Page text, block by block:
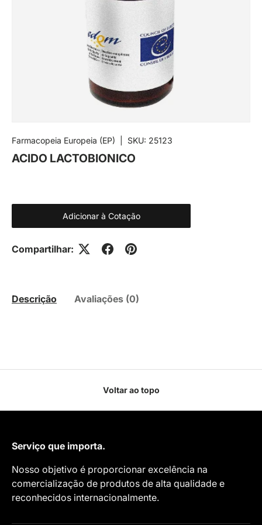
Farmacopeia Europeia (EP) SKU: 25123
ACIDO LACTOBIONICO
Adicionar à Cotação
Compartilhar:
Descrição Avaliações (0)
Voltar ao topo
Serviço que importa.
Nosso objetivo é proporcionar excelência na
comercialização de produtos de alta qualidade e
reconhecidos internacionalmente.